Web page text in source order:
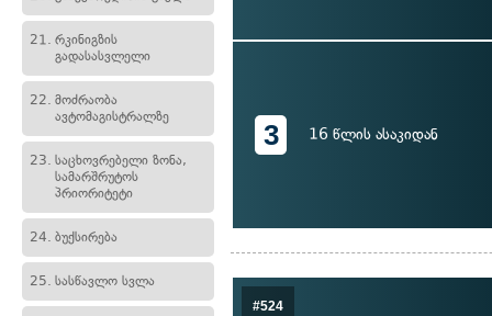
21. რკინიგზის
გადასასვლელი
22. მოძრაობა
ავტომაგისტრალზე
23. საცხოვრებელი ზონა,
სამარშრუტოს
პრიორიტეტი
24. ბუქსირება
25. სასწავლო სვლა
3 16 წლის ასაკიდან
#524